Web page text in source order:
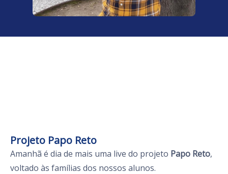
Projeto Papo Reto
Amanhã é dia de mais uma live do projeto Papo Reto,
voltado às famílias dos nossos alunos.